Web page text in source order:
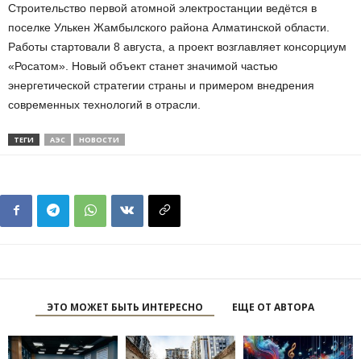
Строительство первой атомной электростанции ведётся в
поселке Улькен Жамбылского района Алматинской области.
Работы стартовали 8 августа, а проект возглавляет консорциум
«Росатом». Новый объект станет значимой частью
энергетической стратегии страны и примером внедрения
современных технологий в отрасли.
ТЕГИ АЭС НОВОСТИ
ЭТО МОЖЕТ БЫТЬ ИНТЕРЕСНО ЕЩЕ ОТ АВТОРА